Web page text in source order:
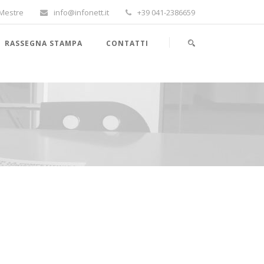
info@infonett.it +39 041-2386659
RASSEGNA STAMPA CONTATTI